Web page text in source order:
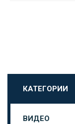
КАТЕГОРИИ
ВИДЕО